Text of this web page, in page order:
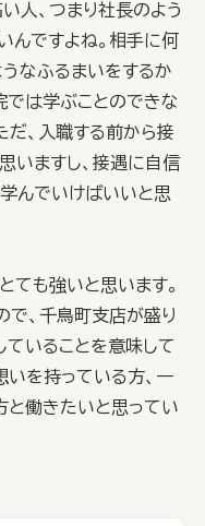
人、つまり社長のよう
んですよね。相手に何
なふるまいをするか
では学ぶことのできな
だ、入職する前から接
いますし、接遇に自信
んでいけばいいと思
ても強いと思います。
で、千鳥町支店が盛り
ていることを意味して
いを持っている方、一
と働きたいと思ってい